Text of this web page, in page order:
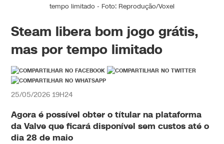
tempo limitado - Foto: Reprodução/Voxel
Steam libera bom jogo grátis,
mas por tempo limitado
25/05/2026 19H24
Agora é possível obter o títular na plataforma
da Valve que ficará disponível sem custos até o
dia 28 de maio